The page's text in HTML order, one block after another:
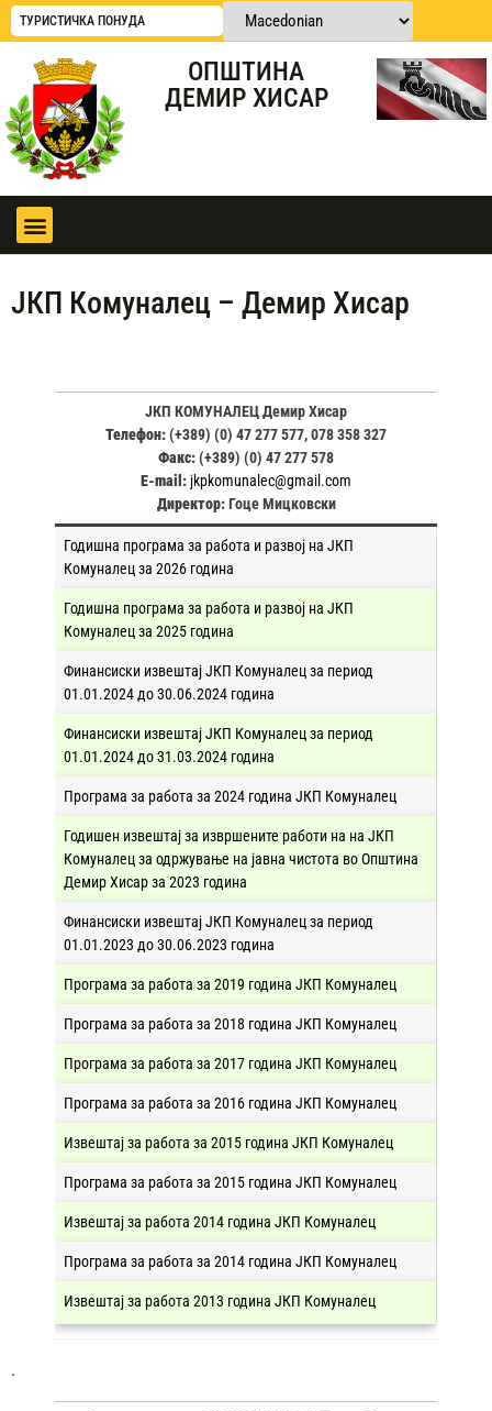
ТУРИСТИЧКА ПОНУДА
ОПШТИНА
ДЕМИР ХИСАР
ЈКП Комуналец – Демир Хисар
ЈКП КОМУНАЛЕЦ Демир Хисар
Телефон:(+389) (0) 47 277 577, 078 358 327
Факс:(+389) (0) 47 277 578
E-mail: jkpkomunalec@gmail.com
Директор:Гоце Мицковски
Годишна програма за работа и развој на ЈКП
Комуналец за 2026 година
Годишна програма за работа и развој на ЈКП
Комуналец за 2025 година
Финансиски извештај ЈКП Комуналец за период
01.01.2024 до 30.06.2024 година
Финансиски извештај ЈКП Комуналец за период
01.01.2024 до 31.03.2024 година
Програма за работа за 2024 година ЈКП Комуналец
Годишен извештај за извршените работи на на ЈКП
Комуналец за одржување на јавна чистота во Општина
Демир Хисар за 2023 година
Финансиски извештај ЈКП Комуналец за период
01.01.2023 до 30.06.2023 година
Програма за работа за 2019 година ЈКП Комуналец
Програма за работа за 2018 година ЈКП Комуналец
Програма за работа за 2017 година ЈКП Комуналец
Програма за работа за 2016 година ЈКП Комуналец
Извештај за работа за 2015 година ЈКП Комуналец
Програма за работа за 2015 година ЈКП Комуналец
Извештај за работа 2014 година ЈКП Комуналец
Програма за работа за 2014 година ЈКП Комуналец
Извештај за работа 2013 година ЈКП Комуналец
.